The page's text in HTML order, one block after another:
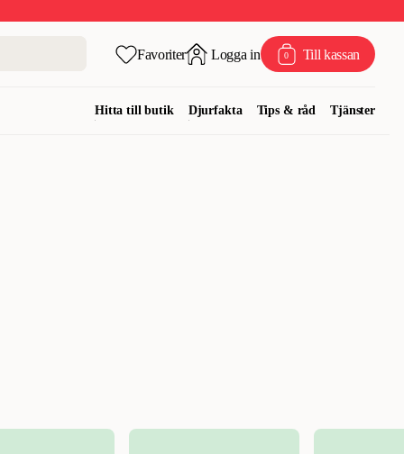
Favoriter Logga in 0 Till kassan
Hitta till butik Djurfakta Tips & råd Tjänster